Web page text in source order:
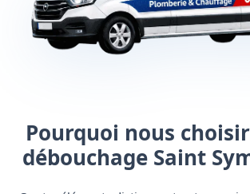
Pourquoi nous
débouchage Saint